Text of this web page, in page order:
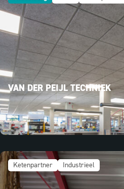
VAN DER PEIJL TECHNIEK
Ketenpartner Industrieel